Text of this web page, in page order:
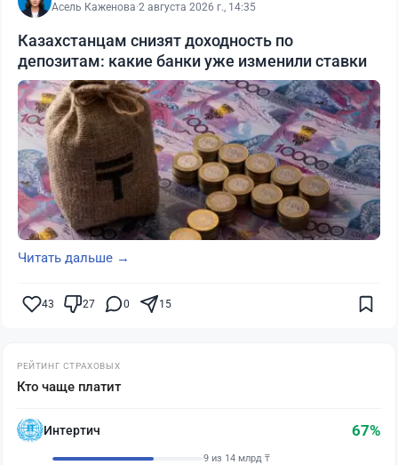
Асель Каженова·2 августа 2026 г., 14:35
Казахстанцам снизят доходность по
депозитам: какие банки уже изменили ставки
Читать дальше →
43 27 0 15
РЕЙТИНГ СТРАХОВЫХ
Кто чаще платит
Интертич 67%
9 из 14 млрд ₸